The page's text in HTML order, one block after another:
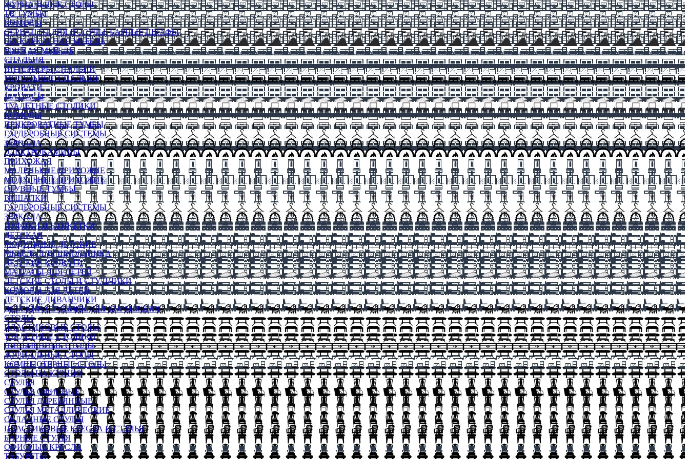
ЖУРНАЛЬНЫЕ СТОЛЫ
ТВ ТУМБЫ
КОМОДЫ
СЕРВАНТЫ ДЛЯ ПОСУДЫ, БАРНЫЕ ШКАФЫ
БЕСКАРКАСНАЯ МЕБЕЛЬ
МЯГКАЯ МЕБЕЛЬ
СПАЛЬНЯ
ИНТЕРЬЕРЫ СПАЛЬНИ
МОДУЛЬНЫЕ СПАЛЬНИ
КРОВАТИ
МАТРАСЫ
ТУАЛЕТНЫЕ СТОЛИКИ
КОМОДЫ
ПРИКРОВАТНЫЕ ТУМБЫ
ГАРДЕРОБНЫЕ СИСТЕМЫ
ЗЕРКАЛА
ЭЛЕКТРОКАМИНЫ
ПРИХОЖАЯ
МАЛЕНЬКИЕ ПРИХОЖИЕ
МОДУЛЬНЫЕ ПРИХОЖИЕ
ОБУВНЫЕ ТУМБЫ
ВЕШАЛКИ
ГАРДЕРОБНЫЕ СИСТЕМЫ
ЗЕРКАЛА
ПУФИКИ И БАНКЕТКИ
ДЕТСКАЯ
МОДУЛЬНЫЕ ДЕТСКИЕ
МЕБЕЛЬ ДЛЯ ШКОЛЬНИКА
ДЕТСКИЕ КРОВАТИ
МАТРАСЫ ДЛЯ ДЕТЕЙ
ДЕТСКИЕ СТОЛЫ И СТУЛЬЧИКИ
КОМОДЫ ДЛЯ ДЕТЕЙ
ДЕТСКИЕ ДИВАНЧИКИ
ДЕТСКИЙ СТУЛЬЧИК ДЛЯ КОРМЛЕНИЯ
СТОЛЫ
ПЛАСТИКОВЫЕ СТОЛЫ
ТУАЛЕТНЫЕ СТОЛИКИ
ПИСЬМЕННЫЕ СТОЛЫ
ЖУРНАЛЬНЫЕ СТОЛЫ
КОМПЬЮТЕРНЫЕ СТОЛЫ
СТОЛЫ НА КУХНЮ
СТУЛЬЯ
СТУЛЬЯ ОФИСНЫЕ
СТУЛЬЯ ДЕРЕВЯННЫЕ
СТУЛЬЯ МЕТАЛЛИЧЕСКИЕ
СКЛАДНЫЕ СТУЛЬЯ
ПЛАСТИКОВЫЕ КРЕСЛА И СТУЛЬЯ
БАРНЫЕ СТУЛЬЯ
ОФИСНЫЕ КРЕСЛА
ТАБУРЕТЫ